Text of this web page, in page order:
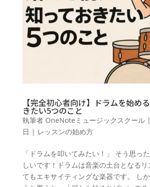
【完全初心者向け】ドラムを始め
きたい5つのこと
執筆者 OneNoteミュージックスクール|
日 | レッスンの始め方
「ドラムを叩いてみたい！」 そう思っ
しいです！ドラムは音楽の土台となるリ
てもエキサイティングな楽器です。 し